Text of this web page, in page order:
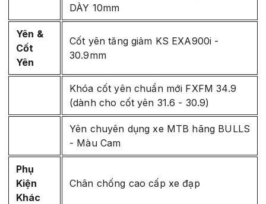
DÀY 10mm
Yên &
Cốt
Yên
Cốt yên tăng giảm KS EXA900i -
30.9mm
Khóa cốt yên chuẩn mới FXFM 34.9
(dành cho cốt yên 31.6 - 30.9)
Yên chuyên dụng xe MTB hãng BULLS
- Màu Cam
Phụ
Kiện
Khác
Chân chống cao cấp xe đạp